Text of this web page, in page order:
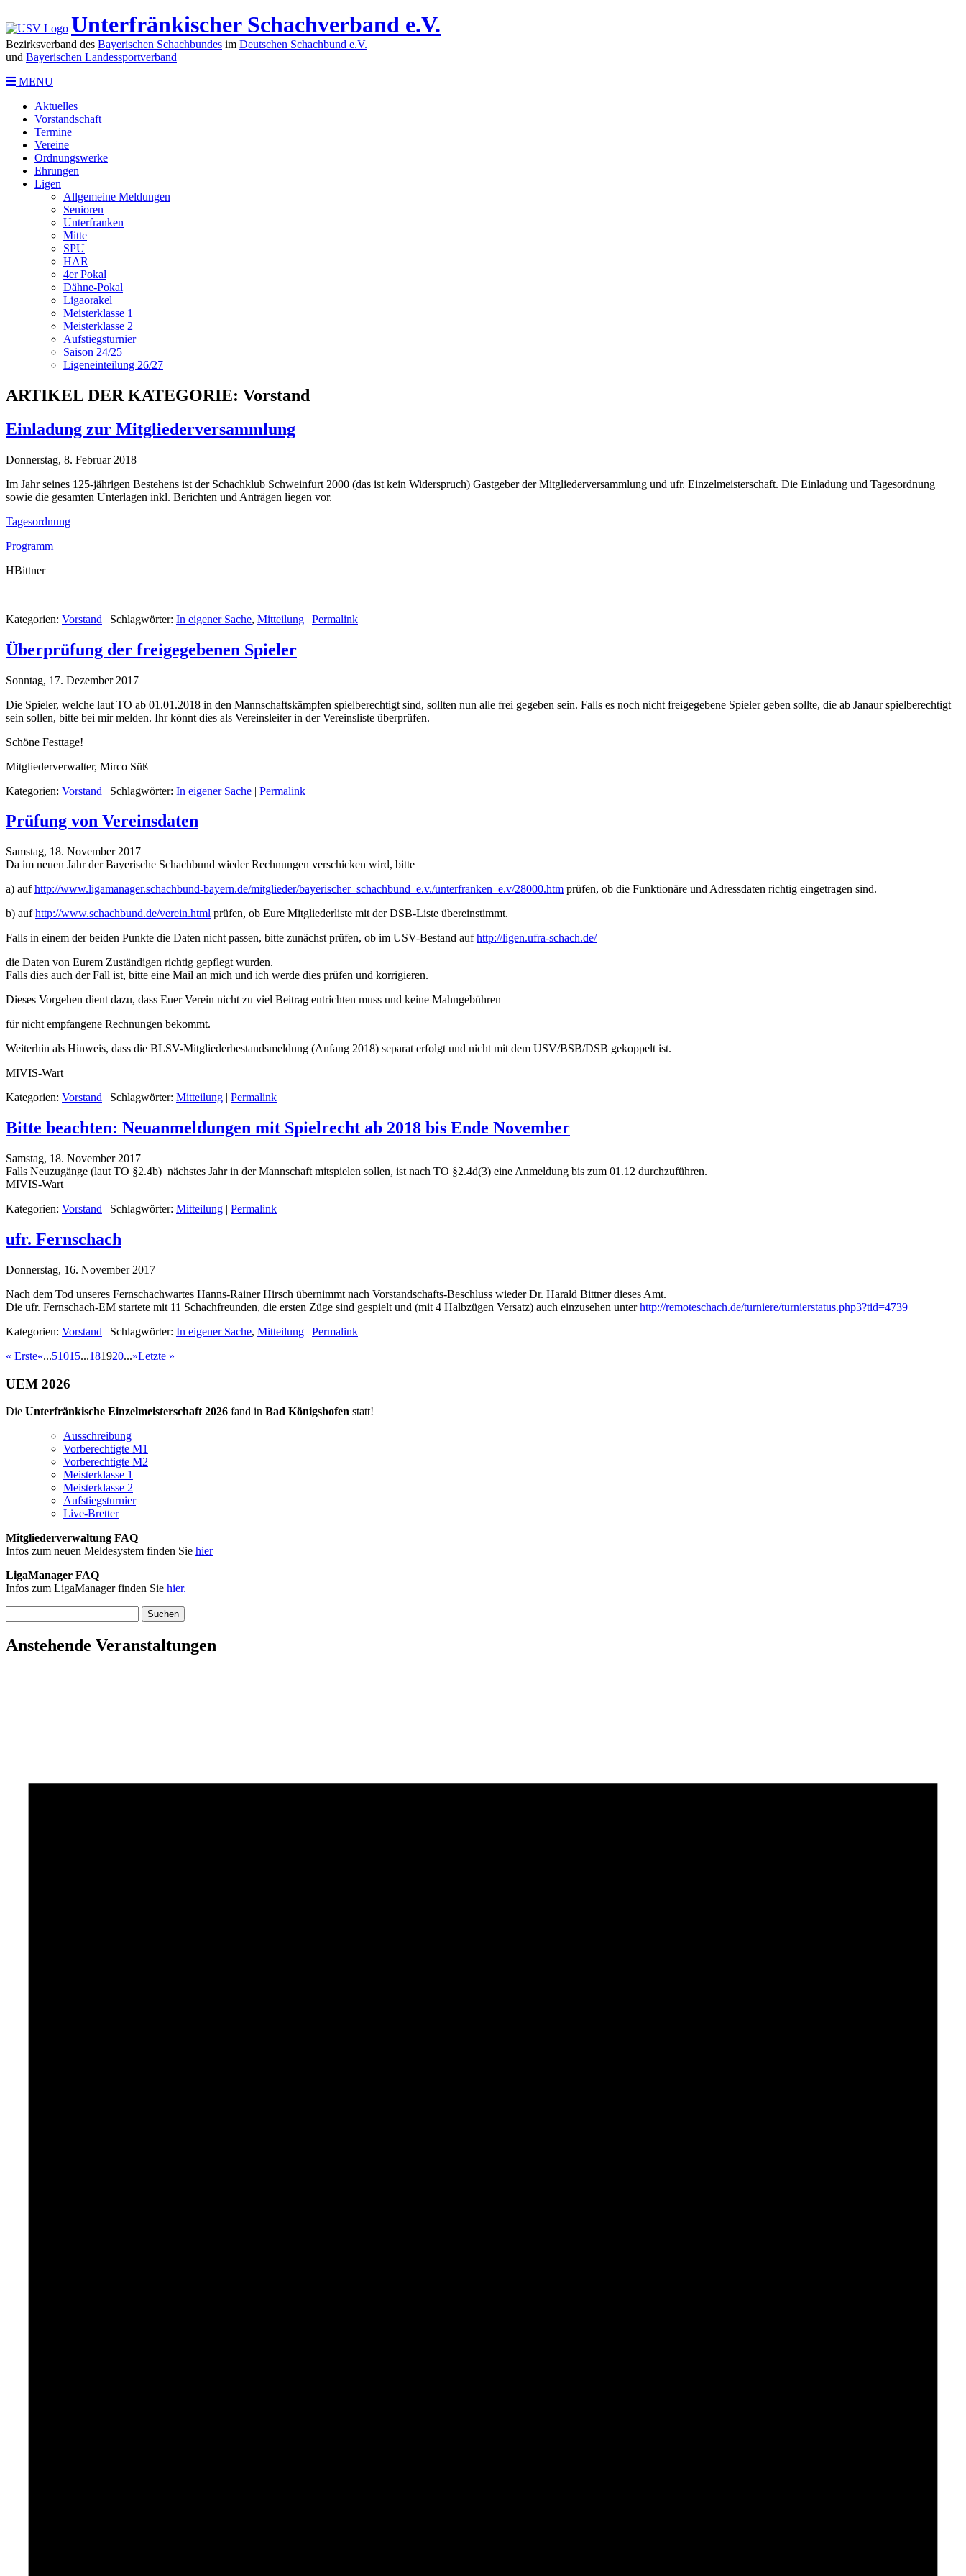
Unterfränkischer Schachverband e.V.
Bezirksverband des Bayerischen Schachbundes im Deutschen Schachbund e.V.
und Bayerischen Landessportverband
MENU
Aktuelles
Vorstandschaft
Termine
Vereine
Ordnungswerke
Ehrungen
Ligen
Allgemeine Meldungen
Senioren
Unterfranken
Mitte
SPU
HAR
4er Pokal
Dähne-Pokal
Ligaorakel
Meisterklasse 1
Meisterklasse 2
Aufstiegsturnier
Saison 24/25
Ligeneinteilung 26/27
ARTIKEL DER KATEGORIE: Vorstand
Einladung zur Mitgliederversammlung
Donnerstag, 8. Februar 2018
Im Jahr seines 125-jährigen Bestehens ist der Schachklub Schweinfurt 2000 (das ist kein Widerspruch) Gastgeber der Mitgliederversammlung und ufr. Einzelmeisterschaft. Die Einladung und Tagesordnung
sowie die gesamten Unterlagen inkl. Berichten und Anträgen liegen vor.
Tagesordnung
Programm
HBittner
Kategorien: Vorstand | Schlagwörter: In eigener Sache, Mitteilung | Permalink
Überprüfung der freigegebenen Spieler
Sonntag, 17. Dezember 2017
Die Spieler, welche laut TO ab 01.01.2018 in den Mannschaftskämpfen spielberechtigt sind, sollten nun alle frei gegeben sein. Falls es noch nicht freigegebene Spieler geben sollte, die ab Janaur spielberechtigt
sein sollen, bitte bei mir melden. Ihr könnt dies als Vereinsleiter in der Vereinsliste überprüfen.
Schöne Festtage!
Mitgliederverwalter, Mirco Süß
Kategorien: Vorstand | Schlagwörter: In eigener Sache | Permalink
Prüfung von Vereinsdaten
Samstag, 18. November 2017
Da im neuen Jahr der Bayerische Schachbund wieder Rechnungen verschicken wird, bitte
a) aufhttp://www.ligamanager.schachbund-bayern.de/mitglieder/bayerischer_ schachbund_e.v./unterfranken_ e.v/28000.htm prüfen, ob die Funktionäre und Adressdaten richtig eingetragen sind.
b) aufhttp://www.schachbund.de/verein.html prüfen, ob Eure Mitgliederliste mit der DSB-Liste übereinstimmt.
Falls in einem der beiden Punkte die Daten nicht passen, bitte zunächst prüfen, ob im USV-Bestand aufhttp://ligen.ufra-schach.de/
die Daten von Eurem Zuständigen richtig gepflegt wurden.
Falls dies auch der Fall ist, bitte eine Mail an mich und ich werde dies prüfen und korrigieren.
Dieses Vorgehen dient dazu, dass Euer Verein nicht zu viel Beitrag entrichten muss und keine Mahngebühren
für nicht empfangene Rechnungen bekommt.
Weiterhin als Hinweis, dass die BLSV-Mitgliederbestandsmeldung (Anfang 2018) separat erfolgt und nicht mit dem USV/BSB/DSB gekoppelt ist.
MIVIS-Wart
Kategorien: Vorstand | Schlagwörter: Mitteilung | Permalink
Bitte beachten: Neuanmeldungen mit Spielrecht ab 2018 bis Ende November
Samstag, 18. November 2017
Falls Neuzugänge (laut TO §2.4b) nächstes Jahr in der Mannschaft mitspielen sollen, ist nach TO §2.4d(3) eine Anmeldung bis zum 01.12 durchzuführen.
MIVIS-Wart
Kategorien: Vorstand | Schlagwörter: Mitteilung | Permalink
ufr. Fernschach
Donnerstag, 16. November 2017
Nach dem Tod unseres Fernschachwartes Hanns-Rainer Hirsch übernimmt nach Vorstandschafts-Beschluss wieder Dr. Harald Bittner dieses Amt.
Die ufr. Fernschach-EM startete mit 11 Schachfreunden, die ersten Züge sind gespielt und (mit 4 Halbzügen Versatz) auch einzusehen unterhttp://remoteschach.de/turniere/turnierstatus.php3?tid=4739
Kategorien: Vorstand | Schlagwörter: In eigener Sache, Mitteilung | Permalink
« Erste«...51015...181920...»Letzte »
UEM 2026
Die Unterfränkische Einzelmeisterschaft 2026 fand in Bad Königshofen statt!
Ausschreibung
Vorberechtigte M1
Vorberechtigte M2
Meisterklasse 1
Meisterklasse 2
Aufstiegsturnier
Live-Bretter
Mitgliederverwaltung FAQ
Infos zum neuen Meldesystem finden Sie hier
LigaManager FAQ
Infos zum LigaManager finden Sie hier.
nach:
Anstehende Veranstaltungen